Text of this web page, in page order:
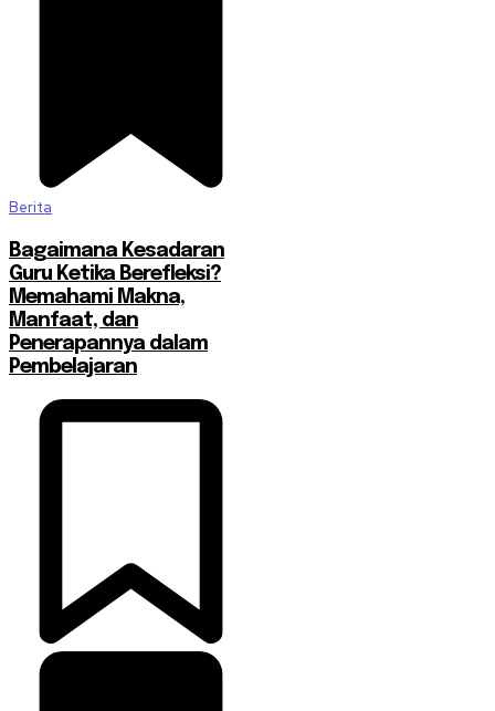
Berita
Bagaimana Kesadaran
Guru Ketika Berefleksi?
Memahami Makna,
Manfaat, dan
Penerapannya dalam
Pembelajaran